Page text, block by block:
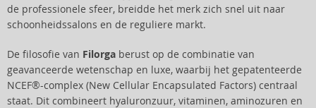
de professionele sfeer, breidde het merk zich snel uit naar
schoonheidssalons en de reguliere markt.
De filosofie van Filorga berust op de combinatie van
geavanceerde wetenschap en luxe, waarbij het gepatenteerde
NCEF®-complex (New Cellular Encapsulated Factors) centraal
staat. Dit combineert hyaluronzuur, vitaminen, aminozuren en